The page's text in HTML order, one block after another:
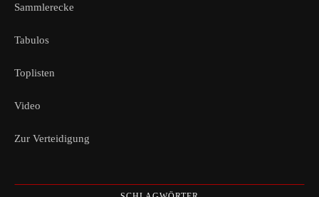
Sammlerecke
Tabulos
Toplisten
Video
Zur Verteidigung